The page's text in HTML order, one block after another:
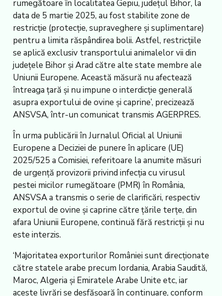
rumegătoare în localitatea Gepiu, județul Bihor, la
data de 5 martie 2025, au fost stabilite zone de
restricție (protecție, supraveghere și suplimentare)
pentru a limita răspândirea bolii. Astfel, restricțiile
se aplică exclusiv transportului animalelor vii din
județele Bihor și Arad către alte state membre ale
Uniunii Europene. Această măsură nu afectează
întreaga țară și nu impune o interdicție generală
asupra exportului de ovine și caprine’, precizează
ANSVSA, într-un comunicat transmis AGERPRES.
În urma publicării în Jurnalul Oficial al Uniunii
Europene a Deciziei de punere în aplicare (UE)
2025/525 a Comisiei, referitoare la anumite măsuri
de urgență provizorii privind infecția cu virusul
pestei micilor rumegătoare (PMR) în România,
ANSVSA a transmis o serie de clarificări, respectiv
exportul de ovine și caprine către țările terțe, din
afara Uniunii Europene, continuă fără restricții și nu
este interzis.
‘Majoritatea exporturilor României sunt direcționate
către statele arabe precum Iordania, Arabia Saudită,
Maroc, Algeria și Emiratele Arabe Unite etc, iar
aceste livrări se desfășoară în continuare, conform